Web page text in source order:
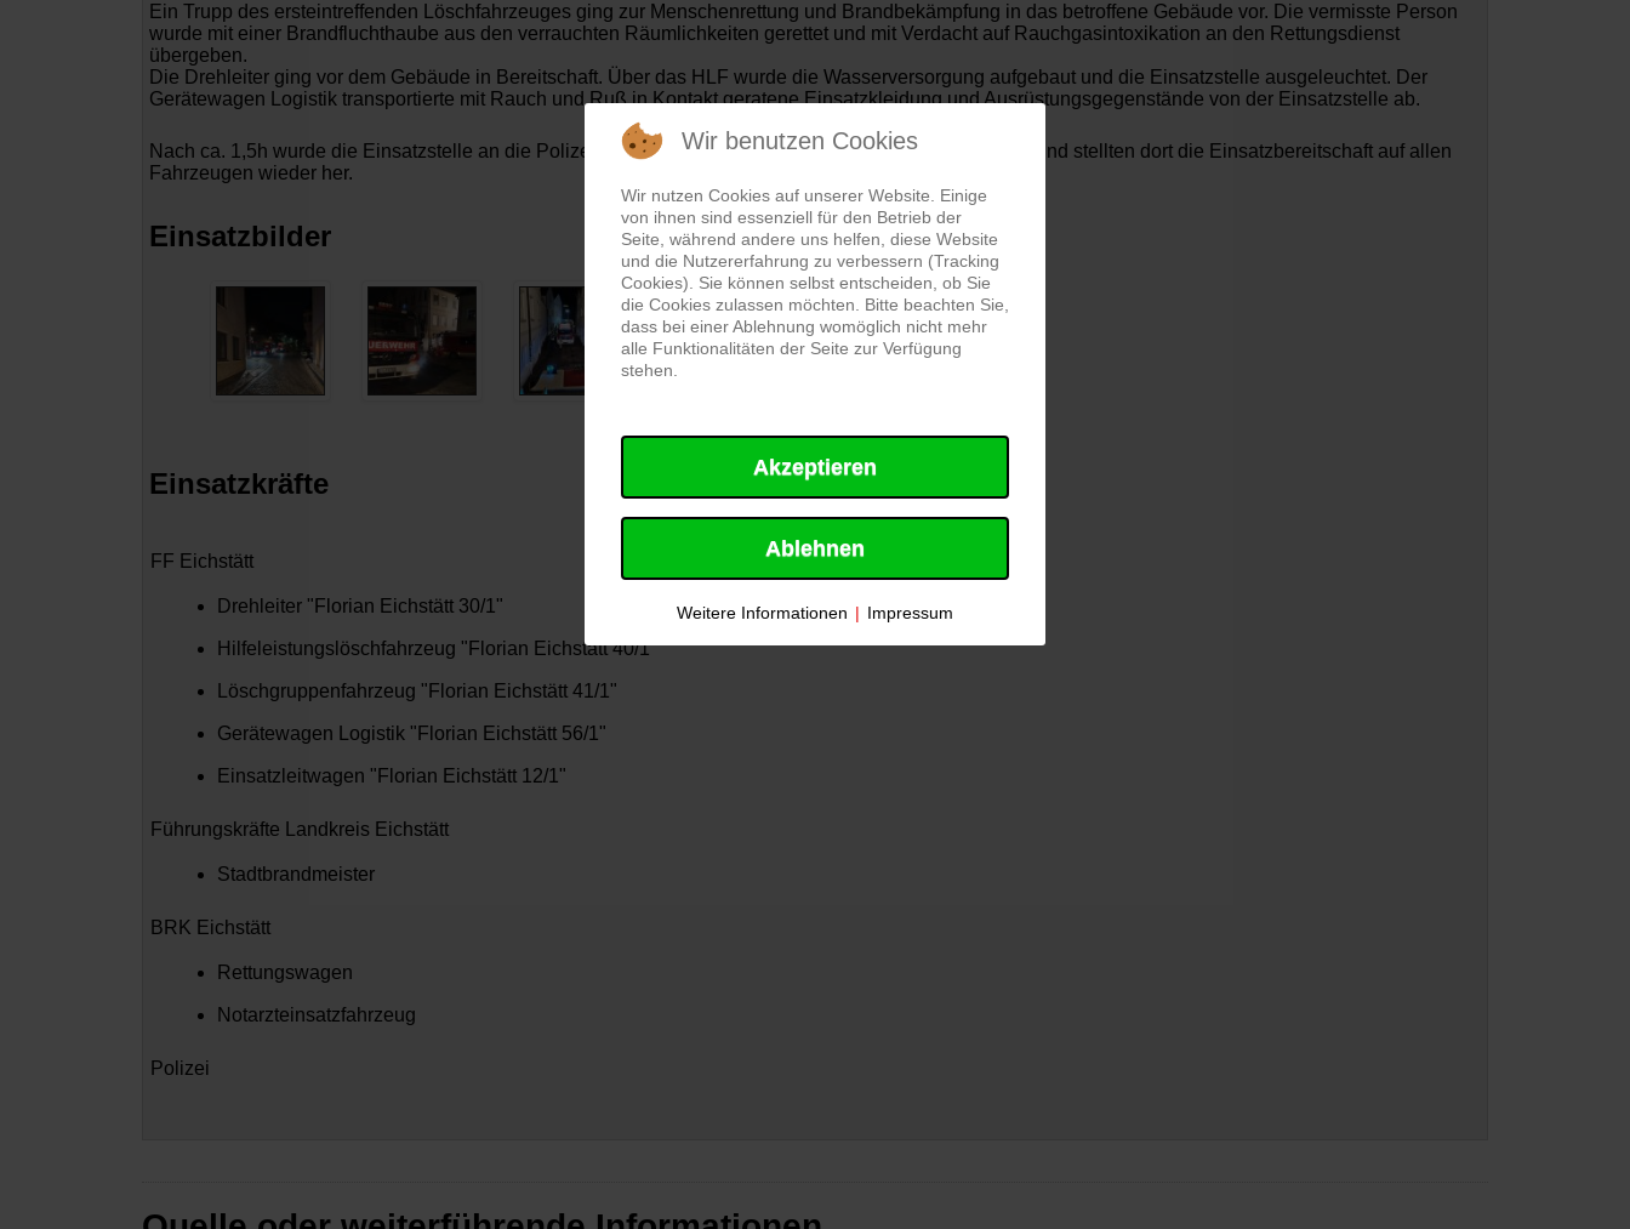
Ein Trupp des ersteintreffenden Löschfahrzeuges ging zur Menschenrettung und Brandbekämpfung in das betroffene Gebäude vor. Die vermisste Person
wurde mit einer Brandfluchthaube aus den verrauchten Räumlichkeiten gerettet und mit Verdacht auf Rauchgasintoxikation an den Rettungsdienst
übergeben.
Die Drehleiter ging vor dem Gebäude in Bereitschaft. Über das HLF wurde die Wasserversorgung aufgebaut und die Einsatzstelle ausgeleuchtet. Der
Gerätewagen Logistik transportierte mit Rauch und Ruß in Kontakt geratene Einsatzkleidung und Ausrüstungsgegenstände von der Einsatzstelle ab.
Nach ca. 1,5h wurde die Einsatzstelle an die Polizei übergeben. Wir rückten wieder ins Gerätehaus ein und stellten dort die Einsatzbereitschaft auf allen
Fahrzeugen wieder her.
Einsatzbilder
Einsatzkräfte
FF Eichstätt
Drehleiter "Florian Eichstätt 30/1"
Hilfeleistungslöschfahrzeug "Florian Eichstätt 40/1"
Löschgruppenfahrzeug "Florian Eichstätt 41/1"
Gerätewagen Logistik "Florian Eichstätt 56/1"
Einsatzleitwagen "Florian Eichstätt 12/1"
Führungskräfte Landkreis Eichstätt
Stadtbrandmeister
BRK Eichstätt
Rettungswagen
Notarzteinsatzfahrzeug
Polizei
Wir benutzen Cookies
Wir nutzen Cookies auf unserer Website. Einige
von ihnen sind essenziell für den Betrieb der
Seite, während andere uns helfen, diese Website
und die Nutzererfahrung zu verbessern (Tracking
Cookies). Sie können selbst entscheiden, ob Sie
die Cookies zulassen möchten. Bitte beachten Sie,
dass bei einer Ablehnung womöglich nicht mehr
alle Funktionalitäten der Seite zur Verfügung
stehen.
Akzeptieren
Ablehnen
Weitere Informationen | Impressum